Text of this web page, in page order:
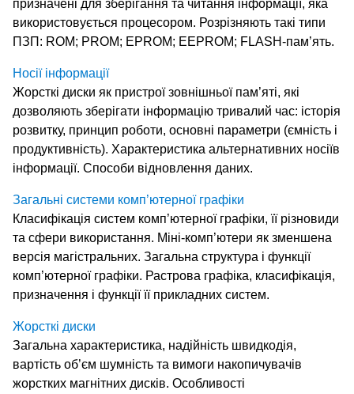
призначені для зберігання та читання інформації, яка
використовується процесором. Розрізняють такі типи
ПЗП: ROM; РROM; ЕРROM; ЕЕРROM; FLASH-пам’ять.
Носії інформації
Жорсткі диски як пристрої зовнішньої пам’яті, які
дозволяють зберігати інформацію тривалий час: історія
розвитку, принцип роботи, основні параметри (ємність і
продуктивність). Характеристика альтернативних носіїв
інформації. Способи відновлення даних.
Загальні системи комп’ютерної графіки
Класифікація систем комп’ютерної графіки, її різновиди
та сфери використання. Міні-комп’ютери як зменшена
версія магістральних. Загальна структура і функції
комп’ютерної графіки. Растрова графіка, класифікація,
призначення і функції її прикладних систем.
Жорсткі диски
Загальна характеристика, надійність швидкодія,
вартість об’єм шумність та вимоги накопичувачів
жорстких магнітних дисків. Особливості